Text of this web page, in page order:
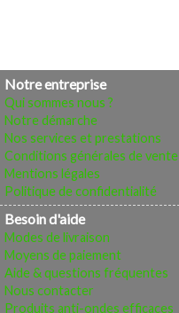
Notre entreprise
Qui sommes nous ?
Notre démarche
Nos services et prestations
Conditions générales de vente
Mentions légales
Politique de confidentialité
Besoin d'aide
Modes de livraison
Moyens de paiement
Aide & questions fréquentes
Nous contacter
Produits anti-ondes efficaces